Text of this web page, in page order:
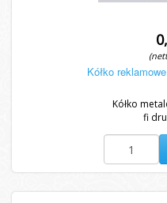
Kółko
Kółko
fi